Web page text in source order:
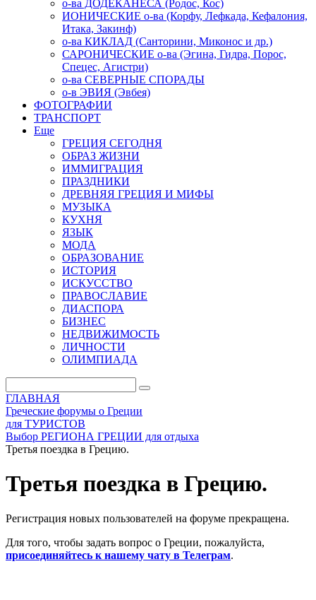
о-ва ДОДЕКАНЕСА (Родос, Кос)
ИОНИЧЕСКИЕ о-ва (Корфу, Лефкада, Кефалония,
Итака, Закинф)
о-ва КИКЛАД (Санторини, Миконос и др.)
САРОНИЧЕСКИЕ о-ва (Эгина, Гидра, Порос,
Спецес, Агистри)
о-ва СЕВЕРНЫЕ СПОРАДЫ
о-в ЭВИЯ (Эвбея)
ФОТОГРАФИИ
ТРАНСПОРТ
Еще
ГРЕЦИЯ СЕГОДНЯ
ОБРАЗ ЖИЗНИ
ИММИГРАЦИЯ
ПРАЗДНИКИ
ДРЕВНЯЯ ГРЕЦИЯ И МИФЫ
МУЗЫКА
КУХНЯ
ЯЗЫК
МОДА
ОБРАЗОВАНИЕ
ИСТОРИЯ
ИСКУССТВО
ПРАВОСЛАВИЕ
ДИАСПОРА
БИЗНЕС
НЕДВИЖИМОСТЬ
ЛИЧНОСТИ
ОЛИМПИАДА
ГЛАВНАЯ
Греческие форумы о Греции
для ТУРИСТОВ
Выбор РЕГИОНА ГРЕЦИИ для отдыха
Третья поездка в Грецию.
Третья поездка в Грецию.
Регистрация новых пользователей на форуме прекращена.
Для того, чтобы задать вопрос о Греции, пожалуйста,
присоединяйтесь к нашему чату в Телеграм.